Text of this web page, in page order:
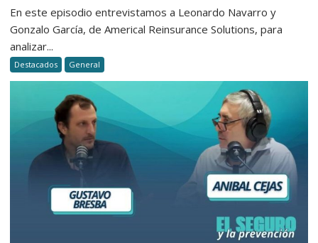
de
En este episodio entrevistamos a Leonardo Navarro y
Gonzalo García, de Americal Reinsurance Solutions, para
analizar...
Destacados General